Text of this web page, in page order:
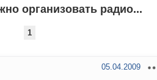
организовать радио...
1
05.04.2009